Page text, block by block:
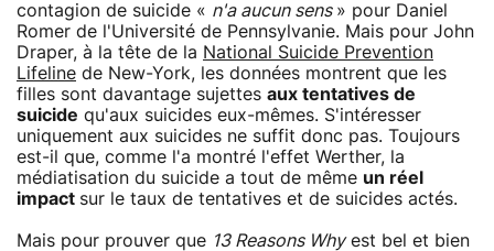
contagion de suicide « n'a aucun sens » pour Daniel
Romer de l'Université de Pennsylvanie. Mais pour John
Draper, à la tête de la National Suicide Prevention
Lifeline de New-York, les données montrent que les
filles sont davantage sujettes aux tentatives de
suicide qu'aux suicides eux-mêmes. S'intéresser
uniquement aux suicides ne suffit donc pas. Toujours
est-il que, comme l'a montré l'effet Werther, la
médiatisation du suicide a tout de même un réel
impact sur le taux de tentatives et de suicides actés.
Mais pour prouver que 13 Reasons Whyest bel et bien